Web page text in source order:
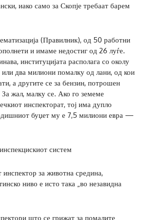
иако само за Скопје требаат барем
(Правилник), од 50 работни
и имаме недостиг од 26 луѓе.
институцијата располага со околу
два милиони помалку од лани, од кои
а другите се за бензин, потрошен
жал, малку се. Ако го земеме
инспекторат, тој има дупло
буџет му е 7,5 милиони евра —
систем
за животна средина,
ниво е исто така „во незавидна
што се грижат за помалите